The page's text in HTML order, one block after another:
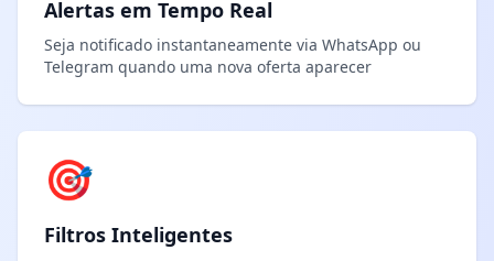
Alertas em Tempo Real
Seja notificado instantaneamente via WhatsApp ou
Telegram quando uma nova oferta aparecer
🎯
Filtros Inteligentes